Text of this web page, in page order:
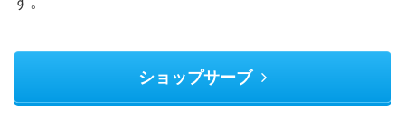
ショップサーブ